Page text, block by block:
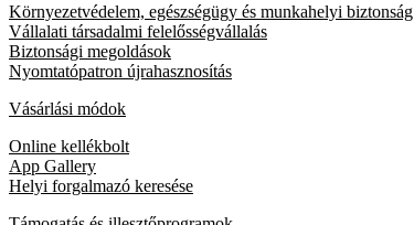
Környezetvédelem, egészségügy és munkahelyi biztonság
Vállalati társadalmi felelősségvállalás
Biztonsági megoldások
Nyomtatópatron újrahasznosítás
Vásárlási módok
Online kellékbolt
App Gallery
Helyi forgalmazó keresése